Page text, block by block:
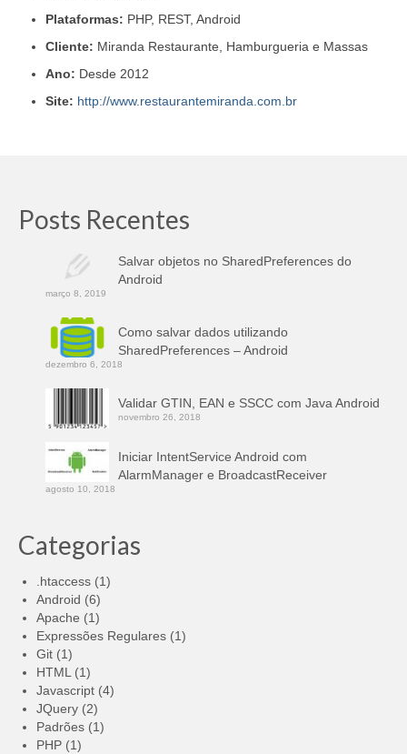
Plataformas: PHP, REST, Android
Cliente: Miranda Restaurante, Hamburgueria e Massas
Ano: Desde 2012
Site: http://www.restaurantemiranda.com.br
Posts Recentes
Salvar objetos no SharedPreferences do
Android
março 8, 2019
Como salvar dados utilizando
SharedPreferences – Android
dezembro 6, 2018
Validar GTIN, EAN e SSCC com Java Android
novembro 26, 2018
Iniciar IntentService Android com
AlarmManager e BroadcastReceiver
agosto 10, 2018
Categorias
.htaccess (1)
Android (6)
Apache (1)
Expressões Regulares (1)
Git (1)
HTML (1)
Javascript (4)
JQuery (2)
Padrões (1)
PHP (1)